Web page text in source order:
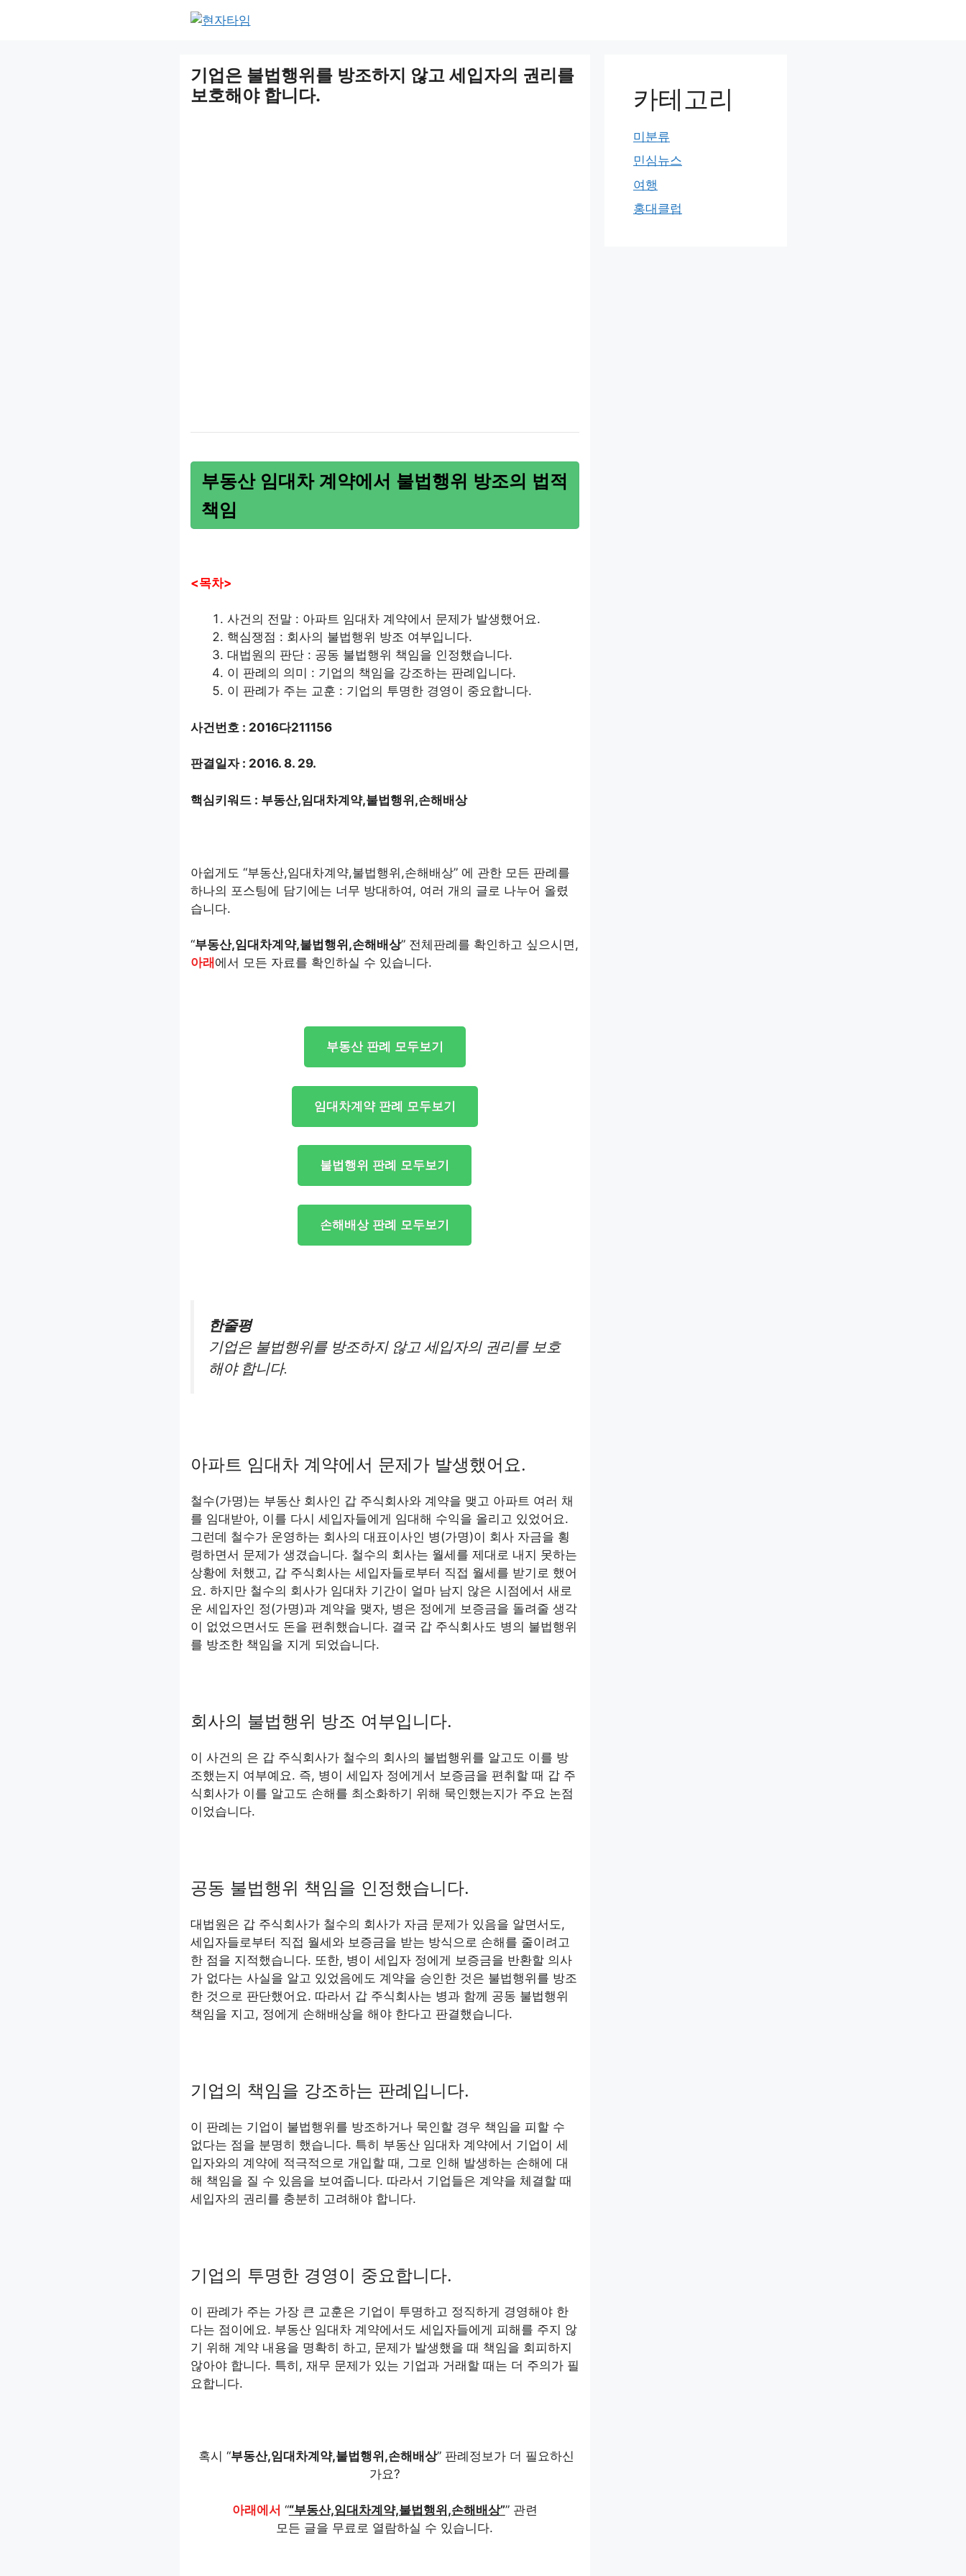
기업은 불법행위를 방조하지 않고 세입자의 권리를
보호해야 합니다.
부동산 임대차 계약에서 불법행위 방조의 법적
책임
<목차>
사건의 전말 : 아파트 임대차 계약에서 문제가 발생했어요.
핵심쟁점 : 회사의 불법행위 방조 여부입니다.
대법원의 판단 : 공동 불법행위 책임을 인정했습니다.
이 판례의 의미 : 기업의 책임을 강조하는 판례입니다.
이 판례가 주는 교훈 : 기업의 투명한 경영이 중요합니다.
사건번호 : 2016다211156
판결일자 : 2016. 8. 29.
핵심키워드 : 부동산,임대차계약,불법행위,손해배상
아쉽게도 “부동산,임대차계약,불법행위,손해배상” 에 관한 모든 판례를
하나의 포스팅에 담기에는 너무 방대하여, 여러 개의 글로 나누어 올렸
습니다.
“부동산,임대차계약,불법행위,손해배상” 전체판례를 확인하고 싶으시면,
아래 에서 모든 자료를 확인하실 수 있습니다.
부동산 판례 모두보기
임대차계약 판례 모두보기
불법행위 판례 모두보기
손해배상 판례 모두보기
한줄평
기업은 불법행위를 방조하지 않고 세입자의 권리를 보호
해야 합니다.
아파트 임대차 계약에서 문제가 발생했어요.
철수(가명)는 부동산 회사인 갑 주식회사와 계약을 맺고 아파트 여러 채
를 임대받아, 이를 다시 세입자들에게 임대해 수익을 올리고 있었어요.
그런데 철수가 운영하는 회사의 대표이사인 병(가명)이 회사 자금을 횡
령하면서 문제가 생겼습니다. 철수의 회사는 월세를 제대로 내지 못하는
상황에 처했고, 갑 주식회사는 세입자들로부터 직접 월세를 받기로 했어
요. 하지만 철수의 회사가 임대차 기간이 얼마 남지 않은 시점에서 새로
운 세입자인 정(가명)과 계약을 맺자, 병은 정에게 보증금을 돌려줄 생각
이 없었으면서도 돈을 편취했습니다. 결국 갑 주식회사도 병의 불법행위
를 방조한 책임을 지게 되었습니다.
회사의 불법행위 방조 여부입니다.
이 사건의 은 갑 주식회사가 철수의 회사의 불법행위를 알고도 이를 방
조했는지 여부예요. 즉, 병이 세입자 정에게서 보증금을 편취할 때 갑 주
식회사가 이를 알고도 손해를 최소화하기 위해 묵인했는지가 주요 논점
이었습니다.
공동 불법행위 책임을 인정했습니다.
대법원은 갑 주식회사가 철수의 회사가 자금 문제가 있음을 알면서도,
세입자들로부터 직접 월세와 보증금을 받는 방식으로 손해를 줄이려고
한 점을 지적했습니다. 또한, 병이 세입자 정에게 보증금을 반환할 의사
가 없다는 사실을 알고 있었음에도 계약을 승인한 것은 불법행위를 방조
한 것으로 판단했어요. 따라서 갑 주식회사는 병과 함께 공동 불법행위
책임을 지고, 정에게 손해배상을 해야 한다고 판결했습니다.
기업의 책임을 강조하는 판례입니다.
이 판례는 기업이 불법행위를 방조하거나 묵인할 경우 책임을 피할 수
없다는 점을 분명히 했습니다. 특히 부동산 임대차 계약에서 기업이 세
입자와의 계약에 적극적으로 개입할 때, 그로 인해 발생하는 손해에 대
해 책임을 질 수 있음을 보여줍니다. 따라서 기업들은 계약을 체결할 때
세입자의 권리를 충분히 고려해야 합니다.
기업의 투명한 경영이 중요합니다.
이 판례가 주는 가장 큰 교훈은 기업이 투명하고 정직하게 경영해야 한
다는 점이에요. 부동산 임대차 계약에서도 세입자들에게 피해를 주지 않
기 위해 계약 내용을 명확히 하고, 문제가 발생했을 때 책임을 회피하지
않아야 합니다. 특히, 재무 문제가 있는 기업과 거래할 때는 더 주의가 필
요합니다.
혹시 “부동산,임대차계약,불법행위,손해배상” 판례정보가 더 필요하신
가요?
아래에서 ““부동산,임대차계약,불법행위,손해배상”” 관련
모든 글을 무료로 열람하실 수 있습니다.
카테고리
미분류
민심뉴스
여행
홍대클럽